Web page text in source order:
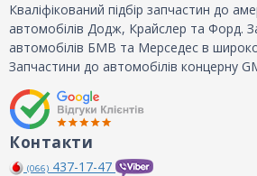
Кваліфікований підбір запчастин до
автомобілів Додж, Крайслер та Форд.
автомобілів БМВ та Мерседес в
Запчастини до автомобілів концерну
Контакти
(066) 437-17-47